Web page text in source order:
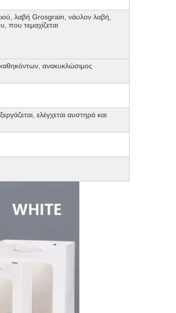
λαβή Grosgrain, νάυλον λαβή,
που τεμαχίζεται
ανακυκλώσιμος
ελέγχεται αυστηρά και